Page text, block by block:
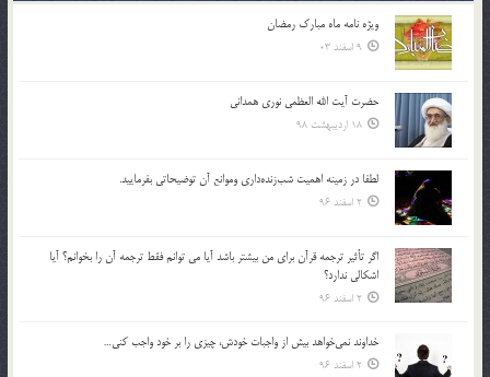
ویژه نامه ماه مبارک رمضان
9 اسفند 03
حضرت آیت الله العظمی نوری همدانی
18 اردیبهشت 98
لطفا در زمينه اهميت شب‌زنده‌داري وموانع آن توضيحاتي بفرماييد.
2 اسفند 96
اگر تأثير ترجمه قرآن براي من بيشتر باشد آيا مي توانم فقط ترجمه آن را بخوانم؟ آيا
اشكالي ندارد؟
2 اسفند 96
خداوند نمي‌خواهد بيش از واجبات خودش، چيزي را بر خود واجب كني…
2 اسفند 96